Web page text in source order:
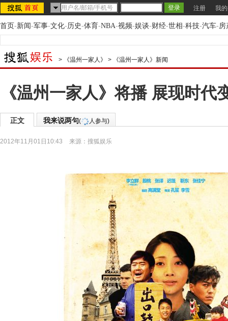
注册 我
首页-新闻-军事-文化-历史-体育-NBA-视频-娱谈-财经-世相-科技-汽车-房
> 《温州一家人》 > 《温州一家人》新闻
《温州一家人》将播 展现时代
正文 我来说两句( 人参与)
2012年11月01日10:43 来源： 搜狐娱乐